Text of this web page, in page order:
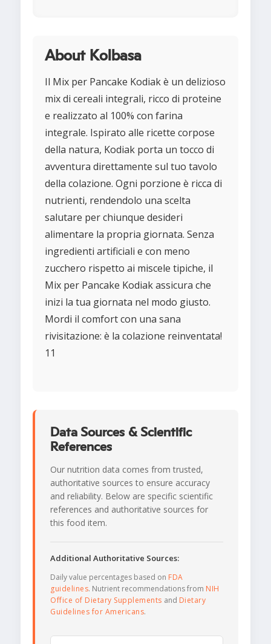
About Kolbasa
Il Mix per Pancake Kodiak è un delizioso
mix di cereali integrali, ricco di proteine
e realizzato al 100% con farina
integrale. Ispirato alle ricette corpose
della natura, Kodiak porta un tocco di
avventura direttamente sul tuo tavolo
della colazione. Ogni porzione è ricca di
nutrienti, rendendolo una scelta
salutare per chiunque desideri
alimentare la propria giornata. Senza
ingredienti artificiali e con meno
zucchero rispetto ai miscele tipiche, il
Mix per Pancake Kodiak assicura che
inizi la tua giornata nel modo giusto.
Mordi il comfort con una sana
rivisitazione: è la colazione reinventata!
11
Data Sources & Scientific
References
Our nutrition data comes from trusted,
authoritative sources to ensure accuracy
and reliability. Below are specific scientific
references and authoritative sources for
this food item.
Additional Authoritative Sources:
Daily value percentages based on FDA
guidelines. Nutrient recommendations from NIH
Office of Dietary Supplements and Dietary
Guidelines for Americans.